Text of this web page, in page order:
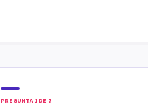
PREGUNTA 1 DE 7